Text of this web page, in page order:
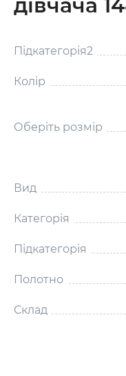
Підкатегорія2
Колір
Оберіть розмір
Вид
Категорія
Підкатегорія
Полотно
Склад